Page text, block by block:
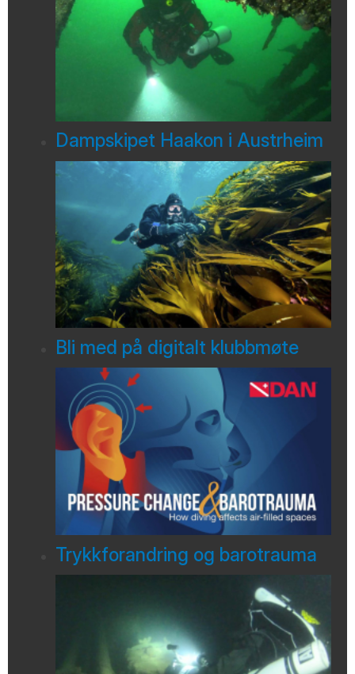
Dampskipet Haakon i Austrheim
Bli med på digitalt klubbmøte
Trykkforandring og barotrauma